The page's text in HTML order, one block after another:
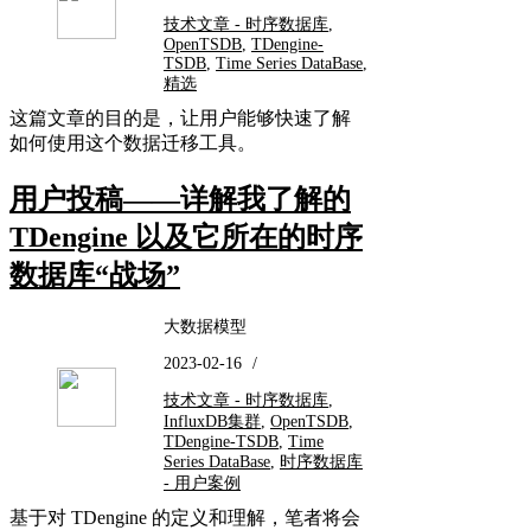
技术文章 - 时序数据库
OpenTSDB TDengine-
TSDB Time Series DataBase
精选
这篇文章的目的是，让用户能够快速了解
如何使用这个数据迁移工具。
用户投稿——详解我了解的
TDengine 以及它所在的时序
数据库“战场”
大数据模型
2023-02-16 /
技术文章 - 时序数据库
InfluxDB集群 OpenTSDB
TDengine-TSDB Time
Series DataBase 时序数据库
- 用户案例
基于对 TDengine 的定义和理解，笔者将会